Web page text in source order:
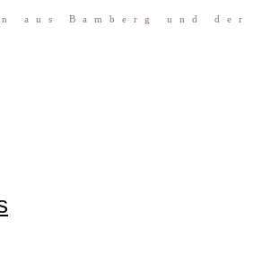
aus Bam­berg und der